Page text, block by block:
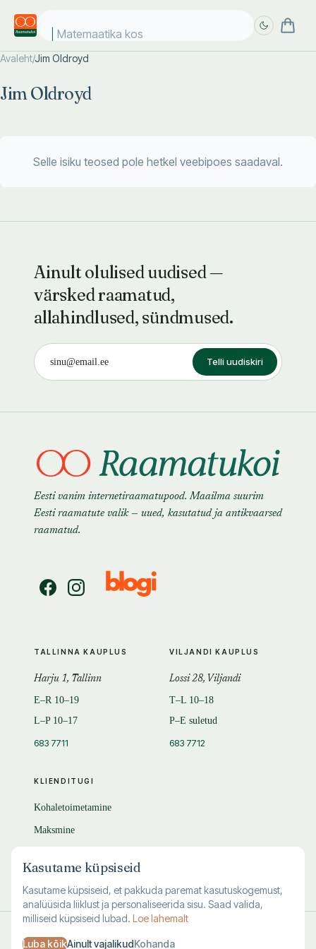
Matemaatika kosm
Avaleht/Jim Oldroyd
Jim Oldroyd
Selle isiku teosed pole hetkel veebipoes saadaval.
Ainult olulised uudised —
värsked raamatud,
allahindlused, sündmused.
Telli uudiskiri
Eesti vanim internetiraamatupood. Maailma suurim
Eesti raamatute valik — uued, kasutatud ja antikvaarsed
raamatud.
KLIENDITUGI
Kohaletoimetamine
Maksmine
KKK
TALLINNA KAUPLUS
Harju 1, Tallinn
E–R 10–19
L–P 10–17
683 7711
VILJANDI KAUPLUS
Lossi 28, Viljandi
T–L 10–18
P–E suletud
683 7712
Kasutustingimused·Privaatsus·Andmete kustutamine
Kasutame küpsiseid
Kasutame küpsiseid, et pakkuda paremat kasutuskogemust,
analüüsida liiklust ja personaliseerida sisu. Saad valida,
milliseid küpsiseid lubad. Loe lahemalt
Luba kõikAinult vajalikudKohanda